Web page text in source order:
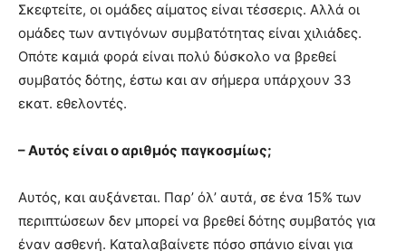
Σκεφτείτε, οι ομάδες αίματος είναι τέσσερις. Αλλά οι
ομάδες των αντιγόνων συμβατότητας είναι χιλιάδες.
Οπότε καμιά φορά είναι πολύ δύσκολο να βρεθεί
συμβατός δότης, έστω και αν σήμερα υπάρχουν 33
εκατ. εθελοντές.
– Αυτός είναι ο αριθμός παγκοσμίως;
Αυτός, και αυξάνεται. Παρ’ όλ’ αυτά, σε ένα 15% των
περιπτώσεων δεν μπορεί να βρεθεί δότης συμβατός για
έναν ασθενή. Καταλαβαίνετε πόσο σπάνιο είναι για